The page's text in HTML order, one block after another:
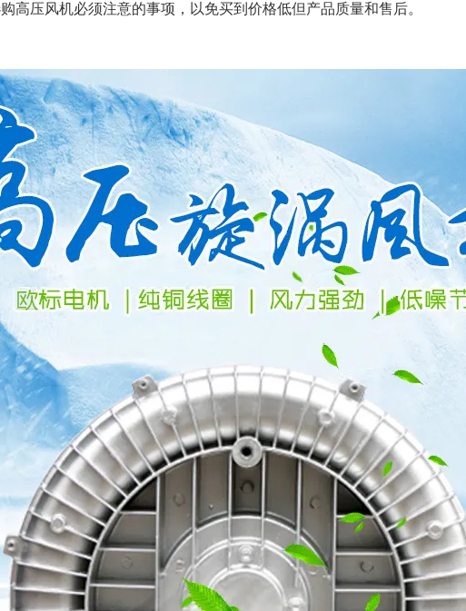
高压风机必须注意的事项，以免买到价格低但产品质量和售后。